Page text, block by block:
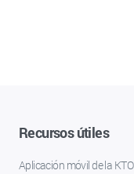
Recursos útiles
Aplicación móvil de la KTO